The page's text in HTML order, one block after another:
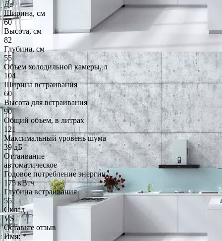
Да
Ширина, см
60
Высота, см
82
Глубина, см
55
Объем холодильной камеры, л
104
Ширина встраивания
60
Высота для встраивания
90
Общий объем, в литрах
121
Максимальный уровень шума
39 дБ
Оттаивание
автоматическое
Годовое потребление энергии
175 кВтч
Глубина встраивания
55
Склад
VS
Оставьте отзыв
Имя:*